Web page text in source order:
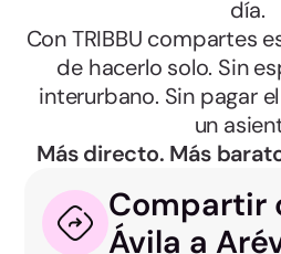
día.
Con TRIBBU compartes
de hacerlo solo. Sin
interurbano. Sin pagar
un
Más directo. Más
Compartir
Ávila a